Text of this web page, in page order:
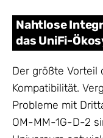
Nahtlose
das UniFi-
Der größte Vorteil
Kompatibilität.
Probleme mit
OM-MM-1G-D-2